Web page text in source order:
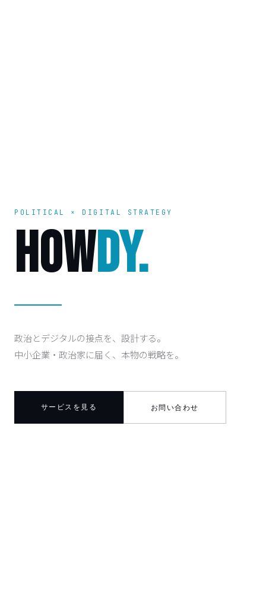
POLITICAL × DIGITAL STRATEGY
HOWDY.
政治とデジタルの接点を、設計する。
中小企業・政治家に届く、本物の戦略を。
サービスを見る お問い合わせ